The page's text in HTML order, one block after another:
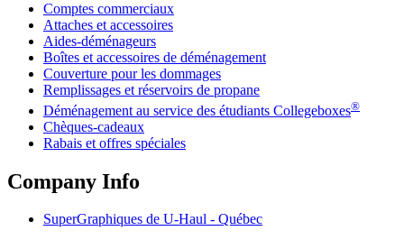
Comptes commerciaux
Attaches et accessoires
Aides-déménageurs
Boîtes et accessoires de déménagement
Couverture pour les dommages
Remplissages et réservoirs de propane
Déménagement au service des étudiants Collegeboxes®
Chèques-cadeaux
Rabais et offres spéciales
Company Info
SuperGraphiques de U-Haul - Québec